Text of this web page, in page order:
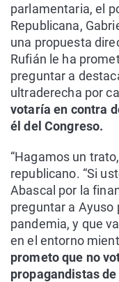
parlamentaria, el
Republicana,
una propuesta
Rufián le ha
preguntar a
ultraderecha por
votaría en contra
él del Congreso.
“Hagamos un
republicano. “Si
Abascal por la
preguntar a Ayuso
pandemia, y que
en el entorno
prometo que no
propagandistas